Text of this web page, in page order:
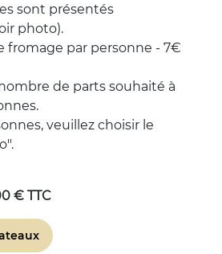
sont présentés
photo).
fromage par personne - 7€
de parts souhaité à
veuillez choisir le
€ TTC